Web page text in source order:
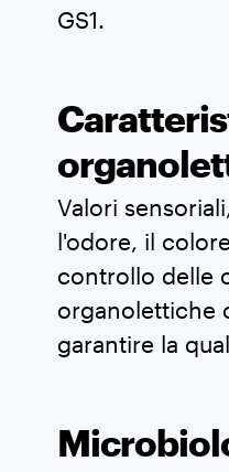
GS1.
Valori
l'odore, il
controllo delle
organolettiche
garantire la